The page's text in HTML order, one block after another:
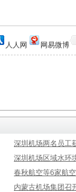
人人网 网易微博
深圳机场两名员工
深圳机场区域水环
春秋航空等6家航
内蒙古机场集团召